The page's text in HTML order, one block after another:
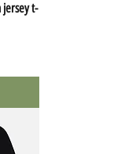
jersey t-